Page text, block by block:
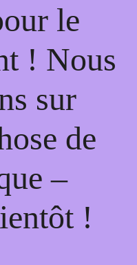
le
! Nous
sur
de
–
!